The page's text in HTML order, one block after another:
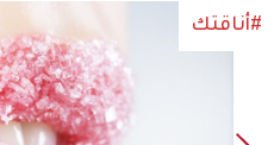
#أناقتك